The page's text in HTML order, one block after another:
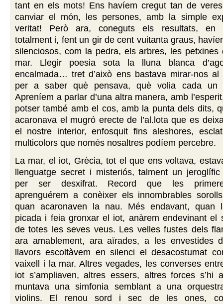
tant en els mots! Ens havíem cregut tan de
canviar el món, les persones, amb la simple
veritat! Però ara, coneguts els resultats, en
totalment i, fent un gir de cent vuitanta graus,
silenciosos, com la pedra, els arbres, les
mar. Llegir poesia sota la lluna blanca
encalmada… tret d’això ens bastava mirar-nos
per a saber què pensava, què volia cada un
Apreníem a parlar d’una altra manera, amb
potser també amb el cos, amb la punta dels dits,
acaronava el mugró erecte de l’al.lota que es
el nostre interior, enfosquit fins aleshores,
multicolors que només nosaltres podíem percebre.
La mar, el iot, Grècia, tot el que ens voltava,
llenguatge secret i misteriós, talment un
per ser desxifrat. Record que les
aprenguérem a conèixer els innombrables
quan acaronaven la nau. Més endavant, quan
picada i feia gronxar el iot, anàrem endevinant el
de totes les seves veus. Les velles fustes dels
ara amablement, ara aïrades, a les envestides
llavors escoltàvem en silenci el desacostumat
vaixell i la mar. Altres vegades, les converses
iot s’ampliaven, altres essers, altres forces s’hi
muntava una simfonia semblant a una
violins. El renou sord i sec de les ones,